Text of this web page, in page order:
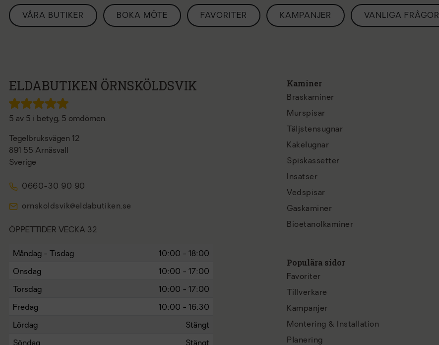
VÅRA BUTIKER BOKA MÖTE FAVORITER KAMPANJER VANLIGA FRÅGOR
ELDABUTIKEN ÖRNSKÖLDSVIK
5 av 5 i betyg, 5 omdömen.
Tegelbruksvägen 12
891 55 Arnäsvall
Sverige
0660-30 90 90
ornskoldsvik@eldabutiken.se
ÖPPETTIDER VECKA 32
Måndag - Tisdag 10:00 - 18:00
Onsdag 10:00 - 17:00
Torsdag 10:00 - 17:00
Fredag 10:00 - 16:30
Lördag Stängt
Kaminer
Braskaminer
Murspisar
Täljstensugnar
Kakelugnar
Spiskassetter
Insatser
Vedspisar
Gaskaminer
Bioetanolkaminer
Populära sidor
Favoriter
Tillverkare
Kampanjer
Montering & Installation
Planering